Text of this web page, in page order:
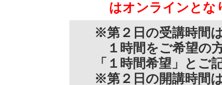
はオンラインとな
※第２日の受講時間
１時間をご希望の
「１時間希望」とご
※第２日の開講時間